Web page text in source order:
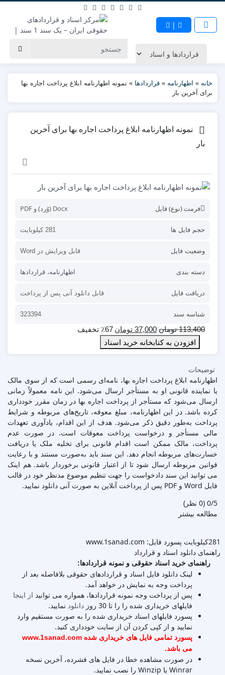
|
خانه » اظهارنامه » قراردادها » نمونه اظهارنامه ابلاغ پرداخت اجاره بها
برای آخرین بار
نمونه اظهارنامه ابلاغ پرداخت اجاره بها برای آخرین
بار
فرمت (نوع) فایل Docx (وُرد) و PDF
حجم فایل ها 281 کیلوبایت
وضعیت فایل قابل ویرایش در Word
دسته بندی اظهارنامه، قراردادها
دریافت فایل قابل دانلود آنی پس از پرداخت
شناسه سند 323394
113,400 تومان 37,000 تومان ٪67 تخفیف
افزودن به کتابخانه خرید اسناد
توضیحات
اظهارنامه ابلاغ پرداخت اجاره بها، نامه‌ای رسمی است که از سوی مالک
یا نماینده قانونی او به مستأجر ارسال می‌شود. این نامه معمولاً زمانی
ارسال می‌شود که مستأجر از پرداخت اجاره بها در زمان مقرر خودداری
کرده باشد. در این اظهارنامه، مبلغ معوقه، تاریخ‌های مربوطه و شرایط
پرداخت به‌طور دقیق ذکر می‌شود. هدف از این اقدام، یادآوری تعهدات
مالی مستأجر و درخواست پرداخت معوقات است. در صورت عدم
پرداخت، مالک ممکن است اقدام قانونی برای تخلیه ملک یا دریافت
خسارت‌های مربوطه انجام دهد. این سند باید به‌صورت مستند و با رعایت
قوانین مربوطه ارسال شود تا از اعتبار قانونی برخوردار باشد. هم اینک
می توانید این سند دادخواست را جهت تنظیم موضوع مدنظر خود در قالب
فایل Word و PDF پس از پرداخت آنلاین به صورت آنی دانلود نمایید.
‫0/5 ‫(0 نظر)
مطالعه بیشتر
281کیلوبایت
پسورد فایل: www.1sanad.com
راهنمای دانلود اسناد و قرارداد
راهنمای خرید اسناد حقوقی و نمونه قراردادها:
لینک دانلود فایل اسناد و قراردادهای حقوقی بلافاصله بعد از
پرداخت وجه به نمایش در خواهد آمد.
پس از پرداخت وجه نمونه قراردادها، همواره می توانید از اینجا
فایلهای خریداری شده را را تا 30 روز
دانلود نمایید.
پسورد فایلهای اسناد خریداری شده را به صورت مستقیم وارد
نمایید و از کپی کردن آن از سایت خودداری کنید.
پسورد تمامی فایل های خریداری شده www.1sanad.com
می باشد.
در صورت مشاهده خطا در فایل های فشرده، آخرین نسخه
Winrar یا Winzip را نصب نمایید.